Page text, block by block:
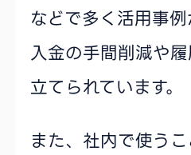
などで多く活用事例
入金の手間削減や
立てられています。
また、社内で使う